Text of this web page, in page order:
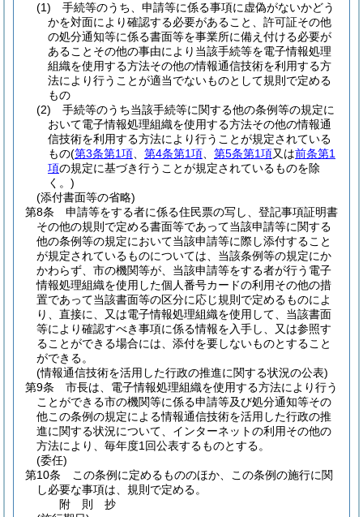
(1)
手続等のうち、申請等に係る事項に虚偽がないかどう
かを対面により確認する必要があること、許可証その他
の処分通知等に係る書面等を事業所に備え付ける必要が
あることその他の事由により当該手続等を電子情報処理
組織を使用する方法その他の情報通信技術を利用する方
法により行うことが適当でないものとして規則で定める
もの
(2)
手続等のうち当該手続等に関する他の条例等の規定に
おいて電子情報処理組織を使用する方法その他の情報通
信技術を利用する方法により行うことが規定されている
もの(第3条第1項 第4条第1項 第5条第1項又は前条第1
項の規定に基づき行うことが規定されているものを除
く。)
(添付書面等の省略)
第8条
申請等をする者に係る住民票の写し、登記事項証明書
その他の規則で定める書面等であって当該申請等に関する
他の条例等の規定において当該申請等に際し添付すること
が規定されているものについては、当該条例等の規定にか
かわらず、市の機関等が、当該申請等をする者が行う電子
情報処理組織を使用した個人番号カードの利用その他の措
置であって当該書面等の区分に応じ規則で定めるものによ
り、直接に、又は電子情報処理組織を使用して、当該書面
等により確認すべき事項に係る情報を入手し、又は参照す
ることができる場合には、添付を要しないものとすること
ができる。
(情報通信技術を活用した行政の推進に関する状況の公表)
第9条
市長は、電子情報処理組織を使用する方法により行う
ことができる市の機関等に係る申請等及び処分通知等その
他この条例の規定による情報通信技術を活用した行政の推
進に関する状況について、インターネットの利用その他の
方法により、毎年度1回公表するものとする。
(委任)
第10条
この条例に定めるもののほか、この条例の施行に関
し必要な事項は、規則で定める。
附 則 抄